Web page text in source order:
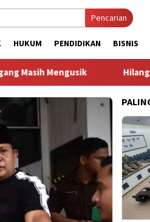
Pencarian
HUKUM PENDIDIKAN BISNIS
Hilang 5 Bulan,